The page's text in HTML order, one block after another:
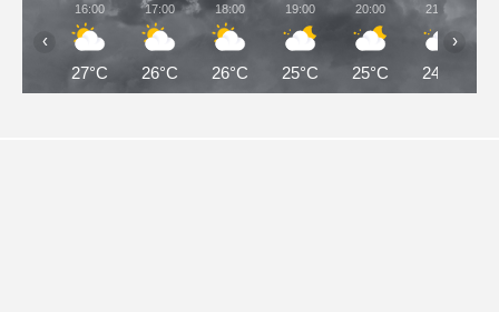
16:00
27°C
17:00
26°C
18:00
26°C
19:00
25°C
20:00
25°C
21:00
24°C
‹ ›